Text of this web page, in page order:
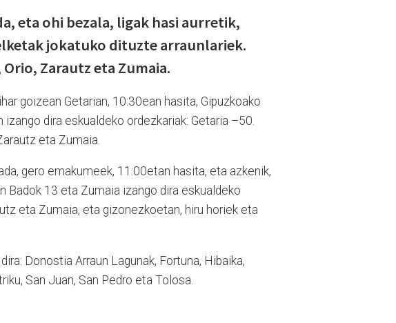
eta ohi bezala, ligak hasi aurretik,
jokatuko dituzte arraunlariek.
Zarautz eta Zumaia.
goizean Getarian, 10:30ean hasita, Gipuzkoako
dira eskualdeko ordezkariak: Getaria –50.
eta Zumaia.
gero emakumeek, 11:00etan hasita, eta azkenik,
Badok 13 eta Zumaia izango dira eskualdeko
eta Zumaia, eta gizonezkoetan, hiru horiek eta
Donostia Arraun Lagunak, Fortuna, Hibaika,
San Juan, San Pedro eta Tolosa.